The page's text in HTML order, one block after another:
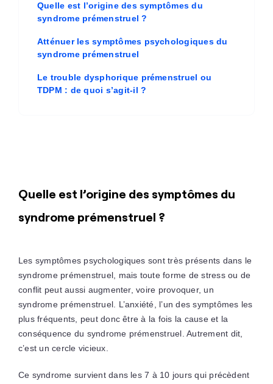
Quelle est l’origine des symptômes du
syndrome prémenstruel ?
Atténuer les symptômes psychologiques du
syndrome prémenstruel
Le trouble dysphorique prémenstruel ou
TDPM : de quoi s’agit-il ?
Quelle est l’origine des symptômes du
syndrome prémenstruel ?
Les symptômes psychologiques sont très présents dans le
syndrome prémenstruel, mais toute forme de stress ou de
conflit peut aussi augmenter, voire provoquer, un
syndrome prémenstruel. L’anxiété, l’un des symptômes les
plus fréquents, peut donc être à la fois la cause et la
conséquence du syndrome prémenstruel. Autrement dit,
c’est un cercle vicieux.
Ce syndrome survient dans les 7 à 10 jours qui précèdent